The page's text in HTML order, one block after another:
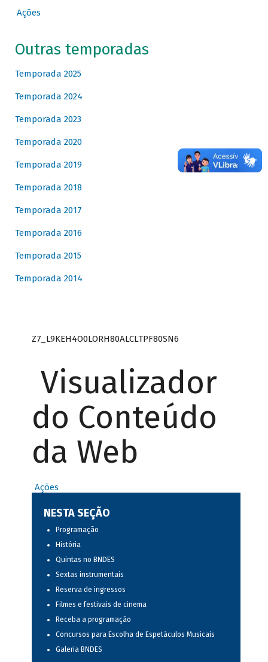
Ações
Outras temporadas
Temporada 2025
Temporada 2024
Temporada 2023
Temporada 2020
Temporada 2019
Temporada 2018
Temporada 2017
Temporada 2016
Temporada 2015
Temporada 2014
Z7_L9KEH4O0LORH80ALCLTPF80SN6
Visualizador
do Conteúdo
da Web
Ações
NESTA SEÇÃO
Programação
História
Quintas no BNDES
Sextas instrumentais
Reserva de ingressos
Filmes e festivais de cinema
Receba a programação
Concursos para Escolha de Espetáculos Musicais
Galeria BNDES